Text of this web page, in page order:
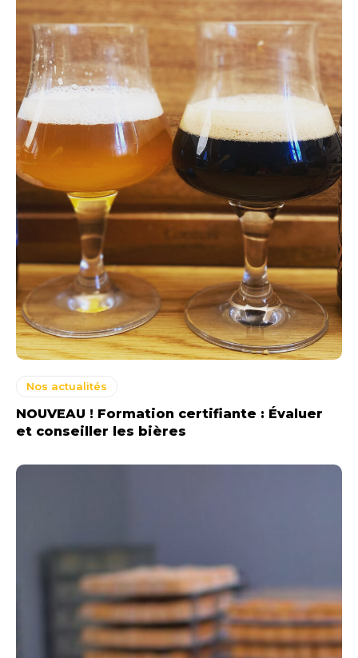
Nos actualités
NOUVEAU ! Formation certifiante : Évaluer
et conseiller les bières